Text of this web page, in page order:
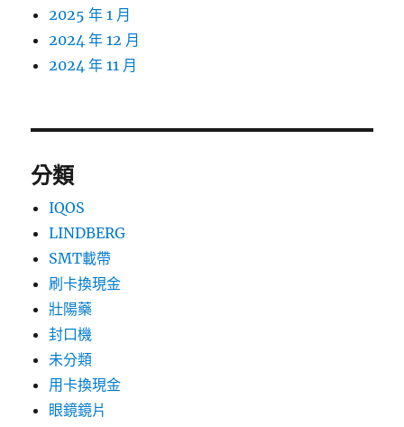
2025 年 1 月
2024 年 12 月
2024 年 11 月
分類
IQOS
LINDBERG
SMT載帶
刷卡換現金
壯陽藥
封口機
未分類
用卡換現金
眼鏡鏡片